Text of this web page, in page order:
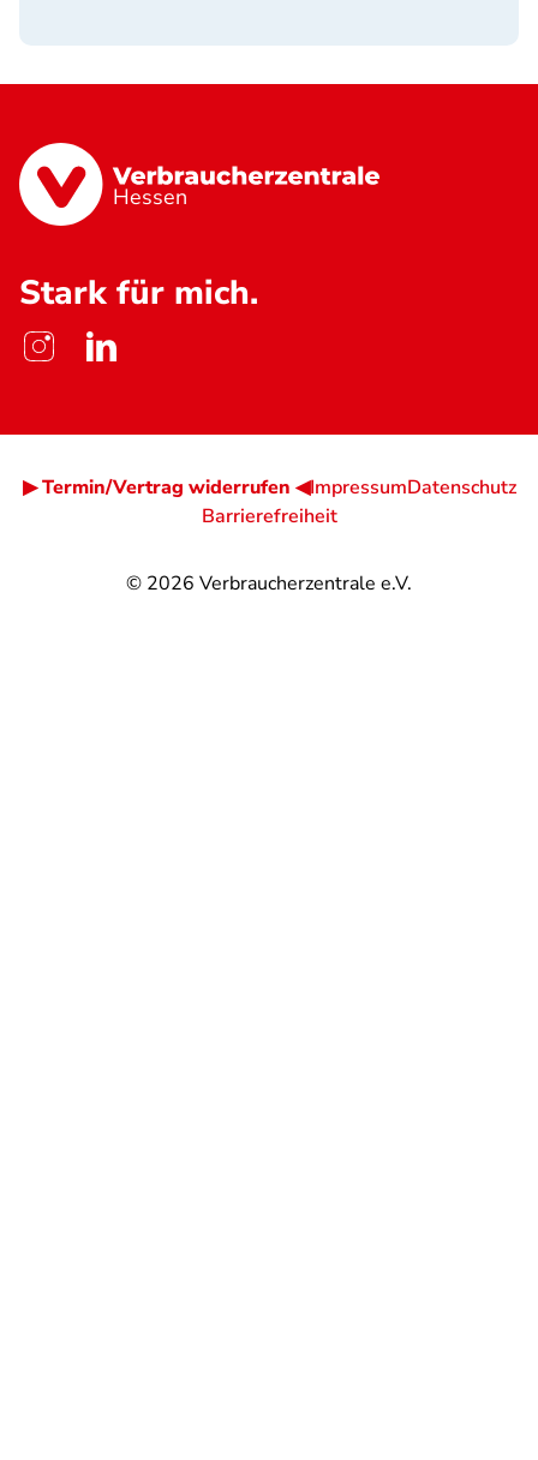
Hessen
Stark für mich.
© 2026 Verbraucherzentrale e.V.
▶ Termin/Vertrag widerrufen ◀ImpressumDatenschutz
Barrierefreiheit